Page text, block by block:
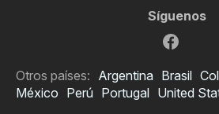
Síguenos
Otros países: Argentina Brasil
México Perú Portugal United